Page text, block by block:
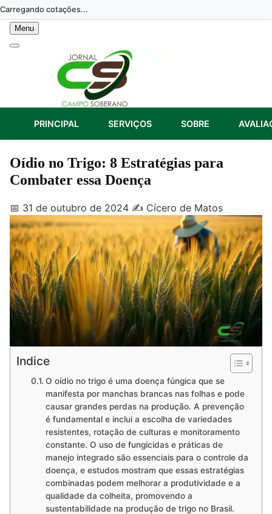
Skip
to
content
Carregando cotações...
Menu
PRINCIPAL SERVIÇOS SOBRE
Oídio no Trigo: 8 Estratégias para
Combater essa Doença
📅 31 de outubro de 2024 ✍️ Cícero de Matos
Indice
O oídio no trigo é uma doença fúngica que se
manifesta por manchas brancas nas folhas e pode
causar grandes perdas na produção. A prevenção
é fundamental e inclui a escolha de variedades
resistentes, rotação de culturas e monitoramento
constante. O uso de fungicidas e práticas de
manejo integrado são essenciais para o controle da
doença, e estudos mostram que essas estratégias
combinadas podem melhorar a produtividade e a
qualidade da colheita, promovendo a
sustentabilidade na produção de trigo no Brasil.